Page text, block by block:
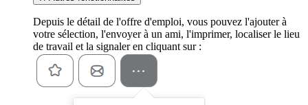
Depuis le détail de l'offre d'emploi, vous pouvez l'ajouter à
votre sélection, l'envoyer à un ami, l'imprimer, localiser le lieu
de travail et la signaler en cliquant sur :